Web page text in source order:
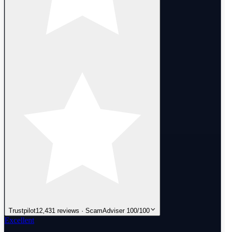
Trustpilot12,431 reviews · ScamAdviser 100/100
Excellent